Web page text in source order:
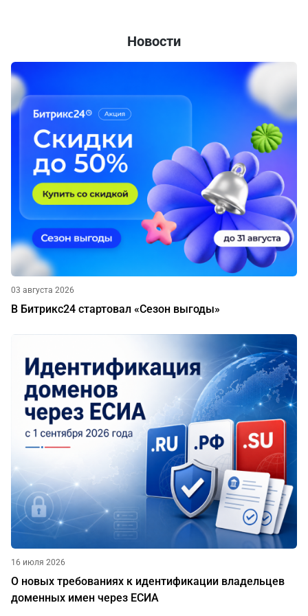
Новости
03 августа 2026
В Битрикс24 стартовал «Сезон выгоды»
16 июля 2026
О новых требованиях к идентификации владельцев
доменных имен через ЕСИА